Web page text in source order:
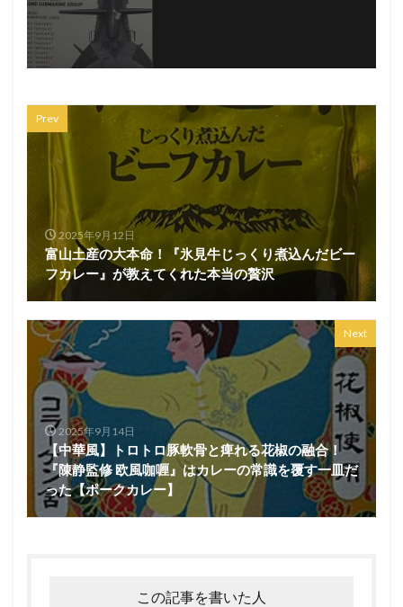
Prev
2025年9月12日
富山土産の大本命！『氷見牛じっくり煮込んだビー
フカレー』が教えてくれた本当の贅沢
Next
2025年9月14日
【中華風】トロトロ豚軟骨と痺れる花椒の融合！
『陳静監修 欧風咖喱』はカレーの常識を覆す一皿だ
った【ポークカレー】
この記事を書いた人